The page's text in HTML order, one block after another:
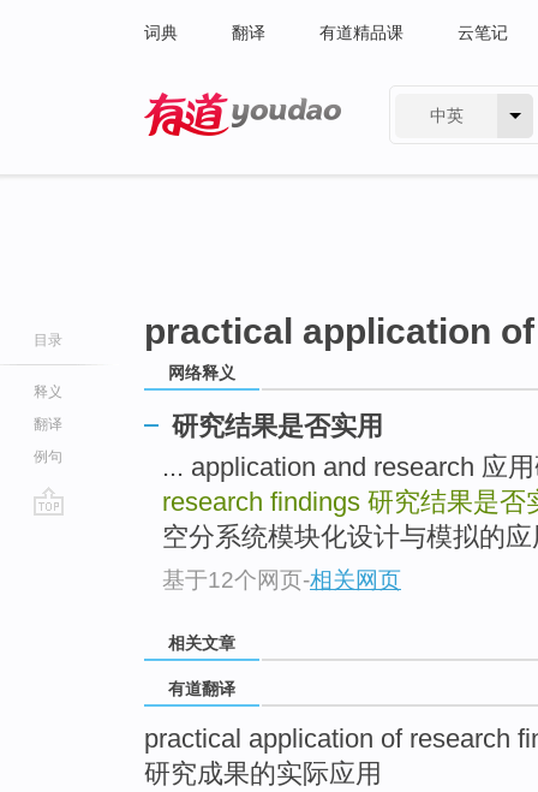
词典 翻译 有道精品课 云笔记
中英
目录
释义
翻译
例句
practical application
网络释义
研究结果是否实用
... application and research 应
research findings 研究结果是否
空分系统模块化设计与模拟的
基于12个网页-相关网页
相关文章
有道翻译
practical application of research
研究成果的实际应用